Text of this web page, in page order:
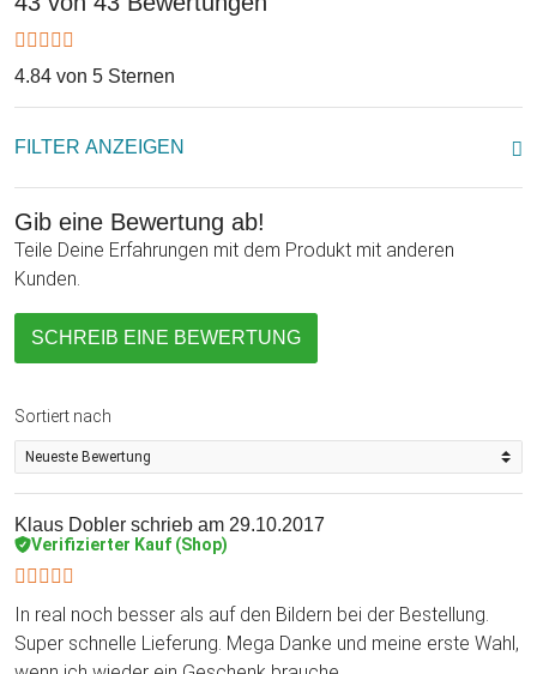
4.84 von 5 Sternen
FILTER ANZEIGEN
Gib eine Bewertung ab!
Teile Deine Erfahrungen mit dem Produkt mit anderen
Kunden.
SCHREIB EINE BEWERTUNG
Sortiert nach
Klaus Dobler schrieb am 29.10.2017
Verifizierter Kauf (Shop)
In real noch besser als auf den Bildern bei der Bestellung.
Super schnelle Lieferung. Mega Danke und meine erste Wahl,